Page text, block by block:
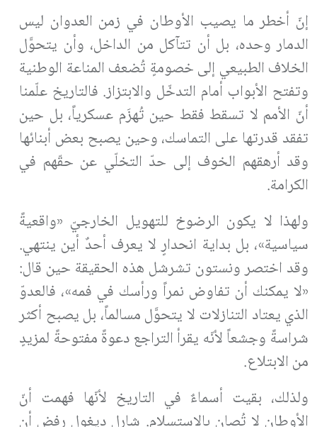
إنّ أخطر ما يصيب الأوطان في زمن العدوان ليس
الدمار وحده، بل أن تتآكل من الداخل، وأن يتحوَّل
الخلاف الطبيعي إلى خصومةٍ تُضعف المناعة الوطنية
وتفتح الأبواب أمام التدخّل والابتزاز. فالتاريخ علّمنا
أنّ الأمم لا تسقط فقط حين تُهزَم عسكرياً، بل حين
تفقد قدرتها على التماسك، وحين يصبح بعض أبنائها
وقد أرهقهم الخوف إلى حدّ التخلّي عن حقّهم في
الكرامة.
ولهذا لا يكون الرضوخ للتهويل الخارجيّ «واقعيةً
سياسية»، بل بداية انحدارٍ لا يعرف أحدٌ أين ينتهي.
وقد اختصر ونستون تشرشل هذه الحقيقة حين قال:
«لا يمكنك أن تفاوض نمراً ورأسك في فمه»، فالعدوّ
الذي يعتاد التنازلات لا يتحوَّل مسالماً، بل يصبح أكثر
شراسةً وجشعاً لأنّه يقرأ التراجع دعوةً مفتوحةً لمزيدٍ
من الابتلاع.
ولذلك، بقيت أسماءٌ في التاريخ لأنّها فهمت أنّ